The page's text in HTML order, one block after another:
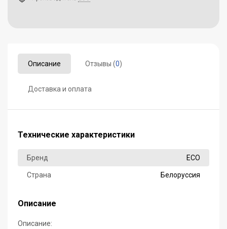
Описание Отзывы (0)
Доставка и оплата
Технические характеристики
Бренд ECO
Страна Белоруссия
Описание
Описание: